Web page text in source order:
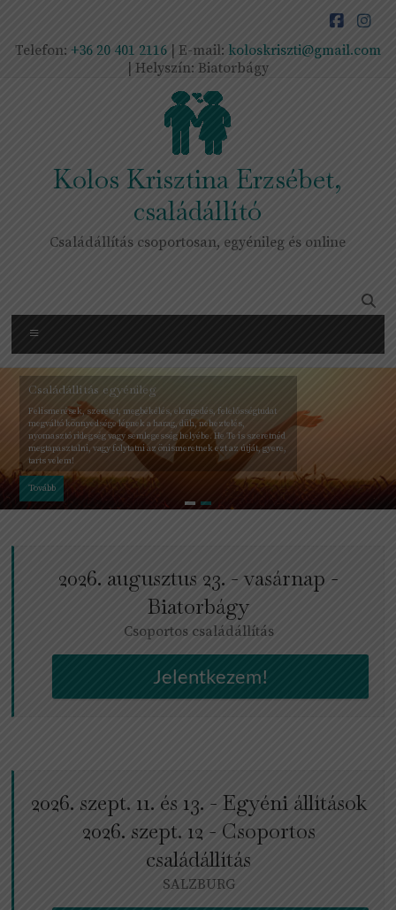
content
Telefon: +36 20 401 2116| E-mail: koloskriszti@gmail.com
| Helyszín: Biatorbágy
Kolos Krisztina Erzsébet,
családállító
Családállítás csoportosan, egyénileg és online
Családállítás egyénileg
Felismerések, szeretet, megbékélés, elengedés, felelősségtudat
megváltó könnyedsége lépnek a harag, düh, neheztelés,
nyomasztó ridegség vagy semlegesség helyébe. He Te is szeretnéd
megtapasztalni, vagy folytatni az önismeretnek ezt az útját, gyere,
tarts velem!
Tovább
2026. augusztus 23. - vasárnap -
Biatorbágy
Csoportos családállítás
Jelentkezem!
2026. szept. 11. és 13. - Egyéni állítások
2026. szept. 12 - Csoportos
családállítás
SALZBURG